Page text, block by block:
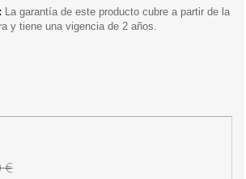
La garantía de este producto cubre a partir de la
y tiene una vigencia de 2 años.
€